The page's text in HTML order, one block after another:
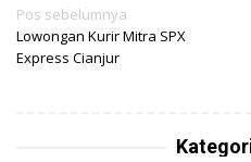
Navigasi
pos
Pos sebelumnya
Lowongan Kurir Mitra SPX
Express Cianjur